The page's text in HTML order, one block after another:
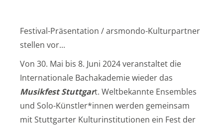
Festival-Präsentation / arsmondo-Kulturpartner
stellen vor...
Von 30. Mai bis 8. Juni 2024 veranstaltet die
Internationale Bachakademie wieder das
Musikfest Stuttgart. Weltbekannte Ensembles
und Solo-Künstler*innen werden gemeinsam
mit Stuttgarter Kulturinstitutionen ein Fest der